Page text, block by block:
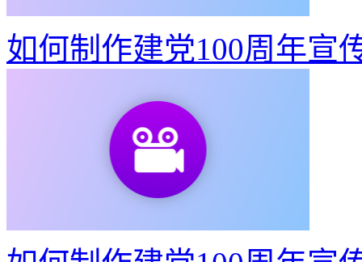
快速将视频转GIF动图